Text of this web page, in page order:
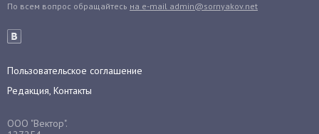
Гуава
Декабрист
Дельфиниум
Денежное дерево
По всем вопрос обращайтесь на e-mail admin@sornyakov.net
Пользовательское соглашение
Редакция, Контакты
ООО "Вектор".